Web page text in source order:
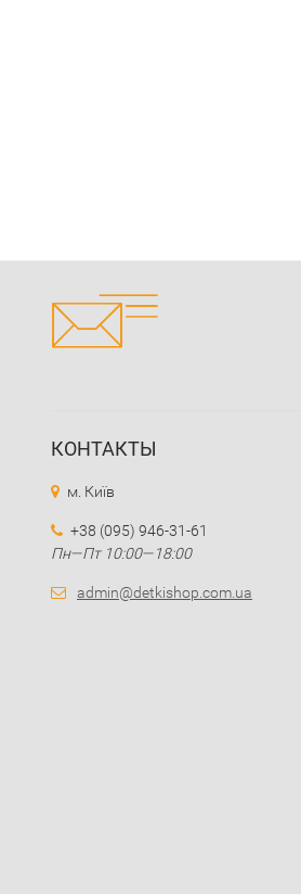
КОНТАКТЫ
м. Київ
+38 (095) 946-31-61
Пн—Пт 10:00—18:00
admin@detkishop.com.ua